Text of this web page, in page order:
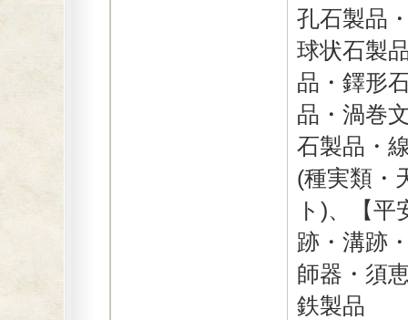
孔石製品
球状石製
品・鐸形
品・渦巻
石製品・
(種実類・
ト)、【平
跡・溝跡
師器・須
鉄製品